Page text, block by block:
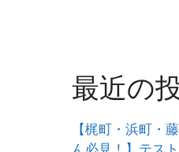
最近の
【梶町・浜町・
ん必見！】テス